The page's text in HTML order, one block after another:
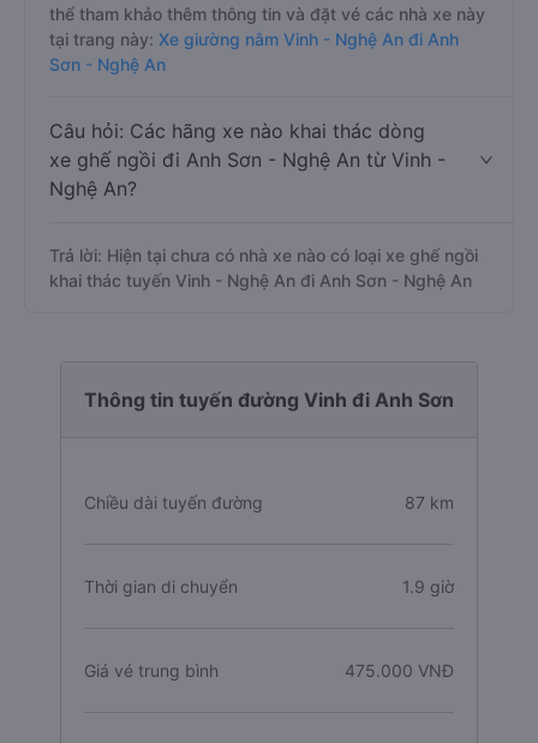
thể tham khảo thêm thông tin và đặt vé các nhà xe này
tại trang này: Xe giường nằm Vinh - Nghệ An đi Anh
Sơn - Nghệ An
Câu hỏi: Các hãng xe nào khai thác dòng
xe ghế ngồi đi Anh Sơn - Nghệ An từ Vinh -
Nghệ An?
Trả lời: Hiện tại chưa có nhà xe nào có loại xe ghế ngồi
khai thác tuyến Vinh - Nghệ An đi Anh Sơn - Nghệ An
Thông tin tuyến đường Vinh đi Anh Sơn
Chiều dài tuyến đường 87 km
Thời gian di chuyển 1.9 giờ
Giá vé trung bình 475.000 VNĐ